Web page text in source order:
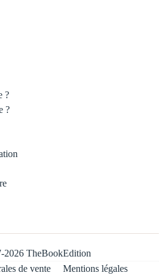
?
?
2026 TheBookEdition
de vente
Mentions légales